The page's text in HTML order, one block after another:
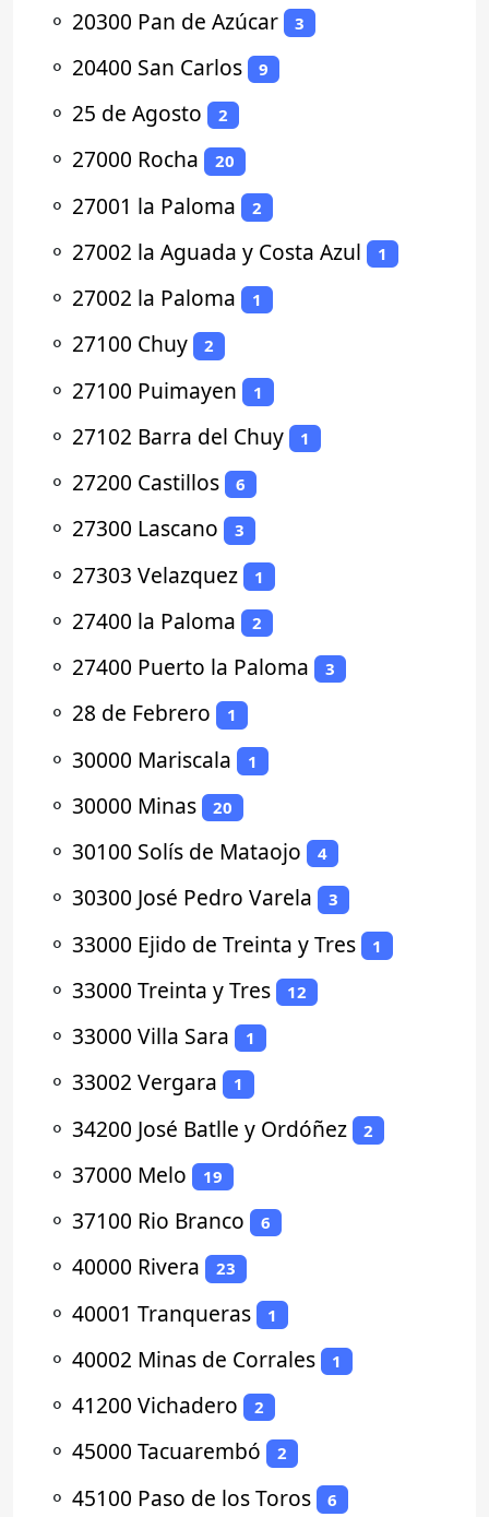
⚬ 20300 Pan de Azúcar 3
⚬ 20400 San Carlos 9
⚬ 25 de Agosto 2
⚬ 27000 Rocha 20
⚬ 27001 la Paloma 2
⚬ 27002 la Aguada y Costa Azul 1
⚬ 27002 la Paloma 1
⚬ 27100 Chuy 2
⚬ 27100 Puimayen 1
⚬ 27102 Barra del Chuy 1
⚬ 27200 Castillos 6
⚬ 27300 Lascano 3
⚬ 27303 Velazquez 1
⚬ 27400 la Paloma 2
⚬ 27400 Puerto la Paloma 3
⚬ 28 de Febrero 1
⚬ 30000 Mariscala 1
⚬ 30000 Minas 20
⚬ 30100 Solís de Mataojo 4
⚬ 30300 José Pedro Varela 3
⚬ 33000 Ejido de Treinta y Tres 1
⚬ 33000 Treinta y Tres 12
⚬ 33000 Villa Sara 1
⚬ 33002 Vergara 1
⚬ 34200 José Batlle y Ordóñez 2
⚬ 37000 Melo 19
⚬ 37100 Rio Branco 6
⚬ 40000 Rivera 23
⚬ 40001 Tranqueras 1
⚬ 40002 Minas de Corrales 1
⚬ 41200 Vichadero 2
⚬ 45000 Tacuarembó 2
⚬ 45100 Paso de los Toros 6